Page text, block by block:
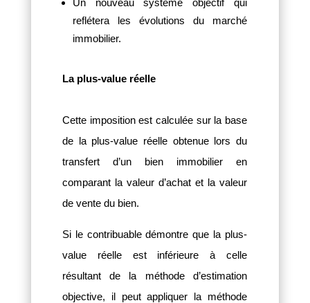
Un nouveau système objectif qui
reflétera les évolutions du marché
immobilier.
La plus-value réelle
Cette imposition est calculée sur la base
de la plus-value réelle obtenue lors du
transfert d’un bien immobilier en
comparant la valeur d’achat et la valeur
de vente du bien.
Si le contribuable démontre que la plus-
value réelle est inférieure à celle
résultant de la méthode d’estimation
objective, il peut appliquer la méthode